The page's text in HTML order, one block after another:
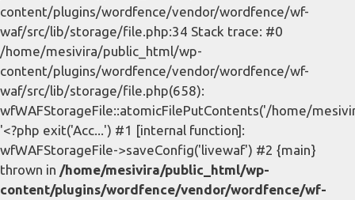
content/plugins/wordfence/vendor/wordfence/wf-
waf/src/lib/storage/file.php:34 Stack trace: #0
/home/mesivira/public_html/wp-
content/plugins/wordfence/vendor/wordfence/wf-
waf/src/lib/storage/file.php(658):
wfWAFStorageFile::atomicFilePutContents('/home/
'<?php exit('Acc...') #1 [internal function]:
wfWAFStorageFile->saveConfig('livewaf') #2 {main}
thrown in /home/mesivira/public_html/wp-
content/plugins/wordfence/vendor/wordfence/wf-